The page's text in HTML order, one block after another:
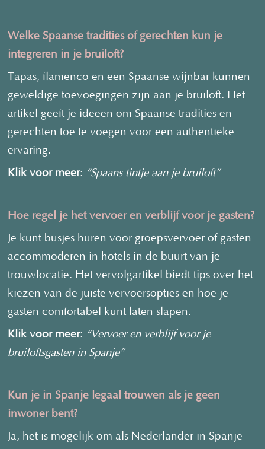
Welke Spaanse tradities of gerechten kun je
integreren in je bruiloft?
Tapas, flamenco en een Spaanse wijnbar kunnen
geweldige toevoegingen zijn aan je bruiloft. Het
artikel geeft je ideeen om Spaanse tradities en
gerechten toe te voegen voor een authentieke
ervaring.
Klik voor meer: “Spaans tintje aan je bruiloft”
Hoe regel je het vervoer en verblijf voor je gasten?
Je kunt busjes huren voor groepsvervoer of gasten
accommoderen in hotels in de buurt van je
trouwlocatie. Het vervolgartikel biedt tips over het
kiezen van de juiste vervoersopties en hoe je
gasten comfortabel kunt laten slapen.
Klik voor meer: “Vervoer en verblijf voor je
bruiloftsgasten in Spanje”
Kun je in Spanje legaal trouwen als je geen
inwoner bent?
Ja, het is mogelijk om als Nederlander in Spanje